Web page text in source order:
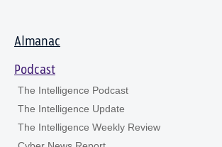
Almanac
Podcast
The Intelligence Podcast
The Intelligence Update
The Intelligence Weekly Review